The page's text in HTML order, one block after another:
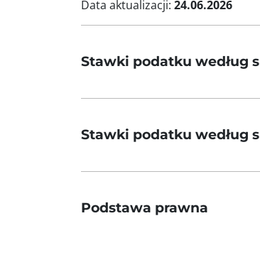
Data aktualizacji: 24.06.2026
Stawki podatku według
Stawki podatku według
Podstawa prawna